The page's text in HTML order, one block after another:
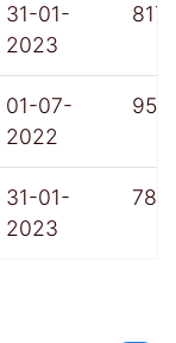
31-01-
2023
817
01-07-
2022
959
31-01-
2023
781